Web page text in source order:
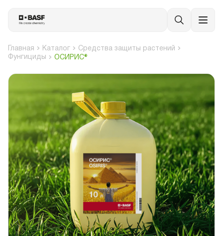
Главная Каталог
Средства защиты растений
Фунгициды
ОСИРИС®